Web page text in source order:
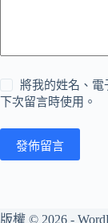
將我的姓名、電
下次留言時使用。
發佈留言
版權 © 2026 -